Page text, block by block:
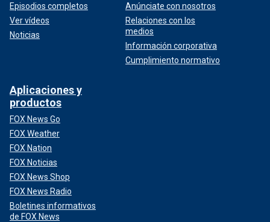
Episodios completos
Ver vídeos
Noticias
Anúnciate con nosotros
Relaciones con los
medios
Información corporativa
Cumplimiento normativo
Aplicaciones y
productos
FOX News Go
FOX Weather
FOX Nation
FOX Noticias
FOX News Shop
FOX News Radio
Boletines informativos
de FOX News